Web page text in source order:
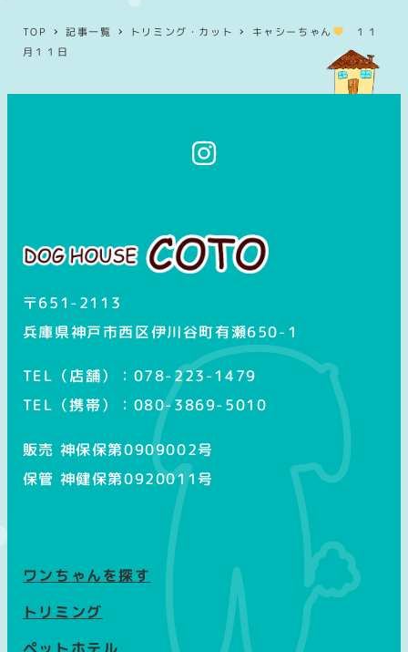
TOP 記事一覧 トリミング・カット キャシーちゃん
１１
月１１日
ム
〒651-2113
兵庫県神戸市西区伊川谷町有瀬650-1
TEL（店舗）：078-223-1479
TEL（携帯）：080-3869-5010
販売 神保保第0909002号
保管 神健保第0920011号
ワンちゃんを探す
トリミング